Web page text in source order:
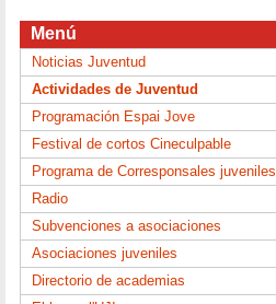
Menú
Noticias Juventud
Actividades de Juventud
Programación Espai Jove
Festival de cortos Cineculpable
Programa de Corresponsales juveniles
Radio
Subvenciones a asociaciones
Asociaciones juveniles
Directorio de academias